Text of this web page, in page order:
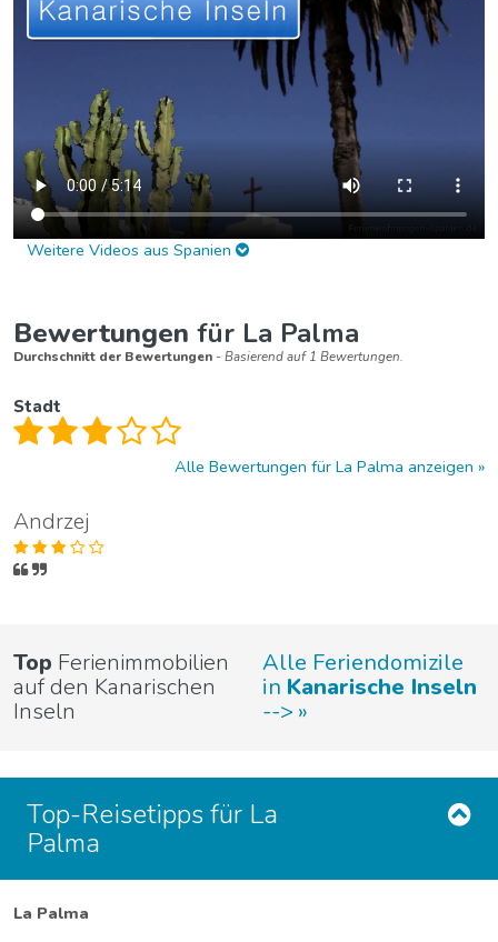
Weitere Videos aus Spanien
Bewertungen für La Palma
Durchschnitt der Bewertungen - Basierend auf 1 Bewertungen.
Stadt
Alle Bewertungen für La Palma anzeigen
Andrzej
Top Ferienimmobilien
auf den Kanarischen
Inseln
Alle Feriendomizile
in Kanarische Inseln
-->
Top-Reisetipps für La
Palma
La Palma